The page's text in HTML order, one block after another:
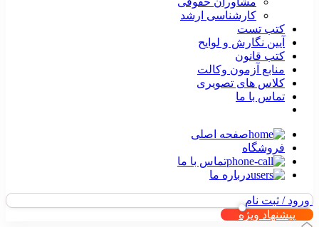
کارشناسی ارشد
کتب تست
آیین نگارش و لوایح
کتب قانون
منابع آزمون وکالت
کلاس های تصویری
تماس با ما
صفحه اصلی
فروشگاه
تماس با ما
درباره ما
ورود / ثبت نام
پیشنهاد ویژه